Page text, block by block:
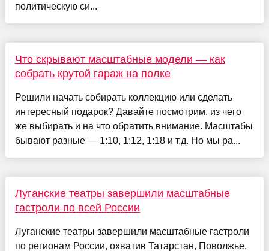
политическую си...
Что скрывают масштабные модели — как
собрать крутой гараж на полке
Решили начать собирать коллекцию или сделать
интересный подарок? Давайте посмотрим, из чего
же выбирать и на что обратить внимание. Масштабы
бывают разные — 1:10, 1:12, 1:18 и т.д. Но мы ра...
Луганские театры завершили масштабные
гастроли по всей России
Луганские театры завершили масштабные гастроли
по регионам России, охватив Татарстан, Поволжье,